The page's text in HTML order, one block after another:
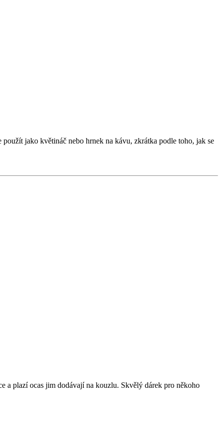
jako květináč nebo hrnek na kávu, zkrátka podle toho, jak se
a plazí ocas jim dodávají na kouzlu. Skvělý dárek pro někoho